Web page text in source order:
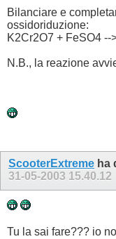
Bilanciare e
ossidoriduzione:
K2Cr2O7 + FeSO4 --
N.B., la reazione
ScooterExtreme ha
31-05-2003 15.40.12
Tu la sai fare??? io